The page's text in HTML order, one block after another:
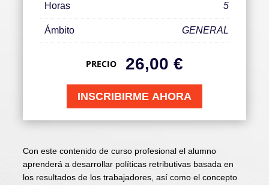
Con este contenido de curso profesional el alumno
aprenderá a desarrollar políticas retributivas basada en
los resultados de los trabajadores, así como el concepto
Horas 5
Ámbito GENERAL
PRECIO 26,00 €
INSCRIBIRME AHORA